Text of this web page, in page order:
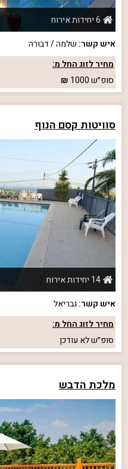
6 יחידות אירוח
איש קשר: שלמה / דבורה
מחיר לזוג החל מ:
סופ״ש1000
סוויטות קסם הנוף
14 יחידות אירוח
איש קשר:גבריאל
מחיר לזוג החל מ:
סופ״שלא עודכן
מלכת הדבש